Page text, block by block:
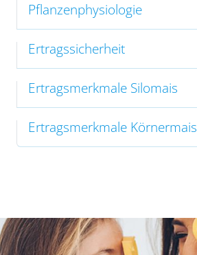
Pflanzenphysiologie
Ertragssicherheit
Ertragsmerkmale Silomais
Ertragsmerkmale Körnermais